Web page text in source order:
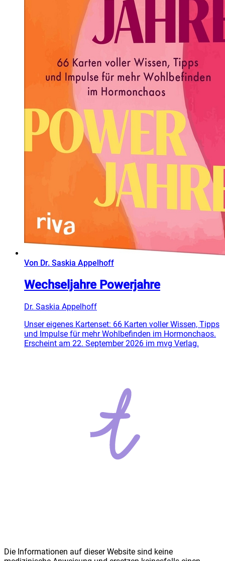
Von Dr. Saskia Appelhoff
Wechseljahre Powerjahre
Dr. Saskia Appelhoff
Unser eigenes Kartenset: 66 Karten voller Wissen, Tipps
und Impulse für mehr Wohlbefinden im Hormonchaos.
Erscheint am 22. September 2026 im mvg Verlag.
Die Informationen auf dieser Website sind keine